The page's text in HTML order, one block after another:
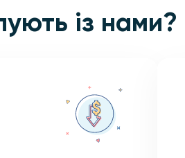
із нами?